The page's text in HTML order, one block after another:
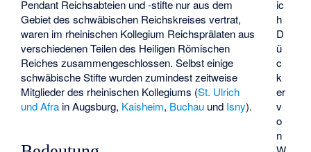
ic
h
D
ü
c
k
er
v
o
n
Pendant Reichsabteien und -stifte nur aus dem
Gebiet des schwäbischen Reichskreises vertrat,
waren im rheinischen Kollegium Reichsprälaten aus
verschiedenen Teilen des Heiligen Römischen
Reiches zusammengeschlossen. Selbst einige
schwäbische Stifte wurden zumindest zeitweise
Mitglieder des rheinischen Kollegiums (St. Ulrich
und Afra in Augsburg, Kaisheim, Buchau und Isny).